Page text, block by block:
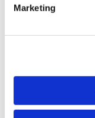
Marketing